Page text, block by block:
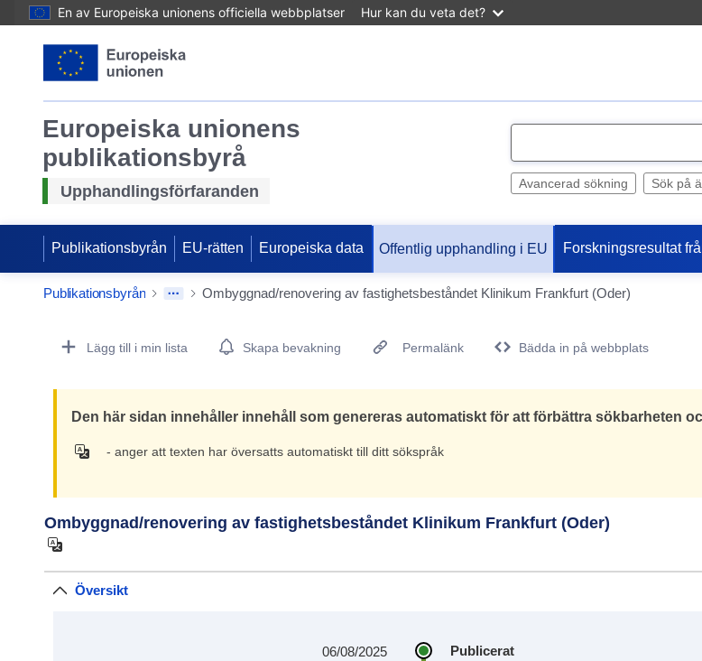
En av Europeiska unionens officiella webbplatser Hur kan du veta det?
Europeiska unionens
publikationsbyrå
Upphandlingsförfaranden
e
c
t
Avancerad sökning Sök på
Publikationsbyrån EU-rätten Europeiska data Offentlig upphandling i EU Forskningsresultat
Publikationsbyrån Ombyggnad/renovering av fastighetsbeståndet Klinikum Frankfurt (Oder)
Procurement Detail Actions Portlet
Lägg till i min lista Skapa bevakning Permalänk Bädda in på webbplats
Den här sidan innehåller innehåll som genereras automatiskt för att förbättra sökbarheten
- anger att texten har översatts automatiskt till ditt sökspråk
Ombyggnad/renovering av fastighetsbeståndet Klinikum Frankfurt (Oder)
Översikt
Publicerat
06/08/2025